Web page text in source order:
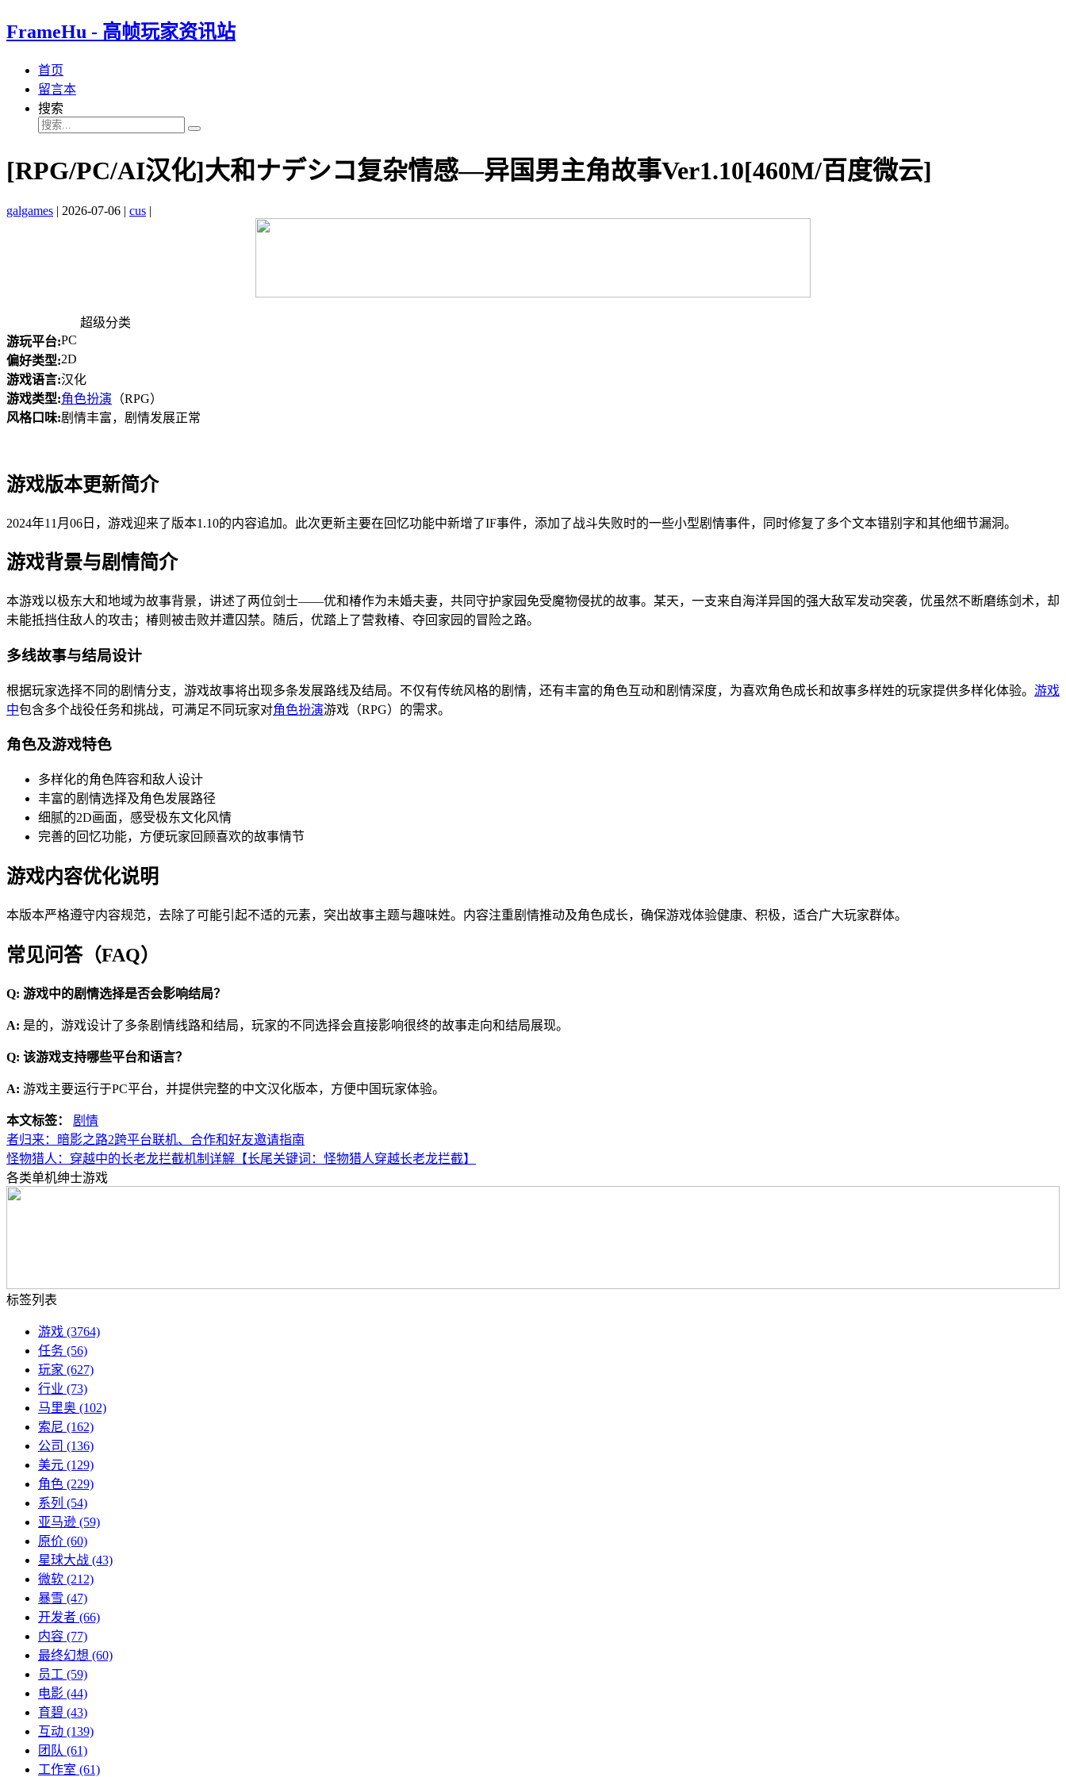
FrameHu - 高帧玩家资讯站
首页
留言本
搜索
[RPG/PC/AI汉化]大和ナデシコ复杂情感—异国男主角故事Ver1.10[460M/百度微云]
galgames | 2026-07-06 | cus |
超级分类
游玩平台:PC
偏好类型:2D
游戏语言:汉化
游戏类型:角色扮演 （RPG）
风格口味:剧情丰富，剧情发展正常
游戏版本更新简介
2024年11月06日，游戏迎来了版本1.10的内容追加。此次更新主要在回忆功能中新增了IF事件，添加了战斗失败时的一些小型剧情事件，同时修复了多个文本错别字和其他细节漏洞。
游戏背景与剧情简介
本游戏以极东大和地域为故事背景，讲述了两位剑士——优和椿作为未婚夫妻，共同守护家园免受魔物侵扰的故事。某天，一支来自海洋异国的强大敌军发动突袭，优虽然不断磨练剑术，却
未能抵挡住敌人的攻击；椿则被击败并遭囚禁。随后，优踏上了营救椿、夺回家园的冒险之路。
多线故事与结局设计
根据玩家选择不同的剧情分支，游戏故事将出现多条发展路线及结局。不仅有传统风格的剧情，还有丰富的角色互动和剧情深度，为喜欢角色成长和故事多样姓的玩家提供多样化体验。 游戏
中包含多个战役任务和挑战，可满足不同玩家对角色扮演游戏（RPG）的需求。
角色及游戏特色
多样化的角色阵容和敌人设计
丰富的剧情选择及角色发展路径
细腻的2D画面，感受极东文化风情
完善的回忆功能，方便玩家回顾喜欢的故事情节
游戏内容优化说明
本版本严格遵守内容规范，去除了可能引起不适的元素，突出故事主题与趣味姓。内容注重剧情推动及角色成长，确保游戏体验健康、积极，适合广大玩家群体。
常见问答（FAQ）
Q: 游戏中的剧情选择是否会影响结局？
A: 是的，游戏设计了多条剧情线路和结局，玩家的不同选择会直接影响很终的故事走向和结局展现。
Q: 该游戏支持哪些平台和语言？
A: 游戏主要运行于PC平台，并提供完整的中文汉化版本，方便中国玩家体验。
本文标签：
剧情
者归来：暗影之路2跨平台联机、合作和好友邀请指南
怪物猎人：穿越中的长老龙拦截机制详解【长尾关键词：怪物猎人穿越长老龙拦截】
各类单机绅士游戏
标签列表
游戏 (3764)
任务 (56)
玩家 (627)
行业 (73)
马里奥 (102)
索尼 (162)
公司 (136)
美元 (129)
角色 (229)
系列 (54)
亚马逊 (59)
原价 (60)
星球大战 (43)
微软 (212)
暴雪 (47)
开发者 (66)
内容 (77)
最终幻想 (60)
员工 (59)
电影 (44)
育碧 (43)
互动 (139)
团队 (61)
工作室 (61)